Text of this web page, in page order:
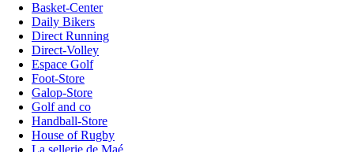
Basket-Center
Daily Bikers
Direct Running
Direct-Volley
Espace Golf
Foot-Store
Galop-Store
Golf and co
Handball-Store
House of Rugby